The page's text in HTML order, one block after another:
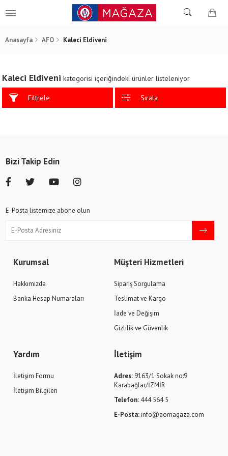
Anasayfa AFO Kaleci Eldiveni
Kaleci Eldiveni kategorisi içeriğindeki ürünler listeleniyor
Filtrele Sırala
Kurumsal
Hakkımızda
Banka Hesap Numaraları
Müşteri Hizmetleri
Sipariş Sorgulama
Teslimat ve Kargo
İade ve Değişim
Gizlilik ve Güvenlik
Yardım
İletişim Formu
İletişim Bilgileri
İletişim
Adres: 9163/1 Sokak no:9
Karabağlar/İZMİR
Telefon: 444 564 5
E-Posta:info@aomagaza.com
Bizi Takip Edin
E-Posta listemize abone olun